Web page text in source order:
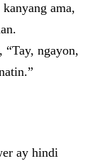
ama,
“Tay, ngayon,
ay hindi